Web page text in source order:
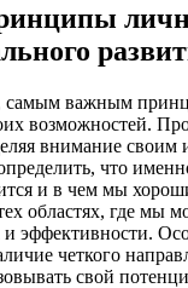
важным
возможностей.
внимание своим
что
и в чем мы
областях, где мы
эффективности.
четкого
свой